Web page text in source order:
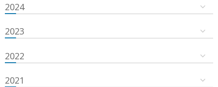
2024
2023
2022
2021